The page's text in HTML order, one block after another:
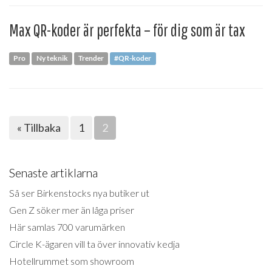
Max QR-koder är perfekta – för dig som är tax
Pro Ny teknik Trender #QR-koder
« Tillbaka 1 2
Senaste artiklarna
Så ser Birkenstocks nya butiker ut
Gen Z söker mer än låga priser
Här samlas 700 varumärken
Circle K-ägaren vill ta över innovativ kedja
Hotellrummet som showroom